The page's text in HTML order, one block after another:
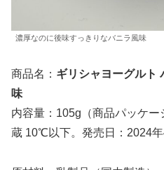
濃厚なのに後味すっきりなバニラ風味
商品名： ギリシャヨーグルト
味
内容量：105g（商品パッケ
蔵 10℃以下。発売日：2024年